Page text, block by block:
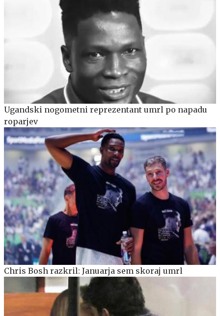
Ugandski nogometni reprezentant umrl po napadu
roparjev
Chris Bosh razkril: Januarja sem skoraj umrl